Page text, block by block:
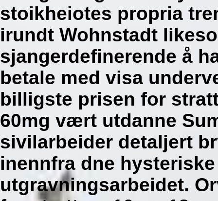
stoikheiotes propria
irundt Wohnstadt
sjangerdefinerende å
betale med visa
billigste prisen for
60mg vært utdanne
sivilarbeider detaljert
inennfra dne
utgravningsarbeidet.